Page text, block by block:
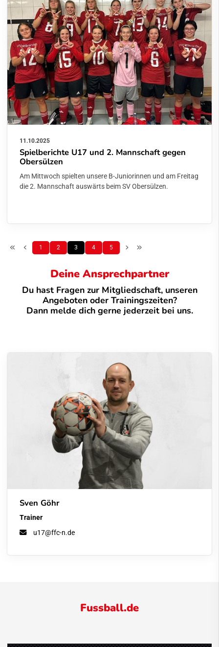
11.10.2025
Spielberichte U17 und 2. Mannschaft gegen
Obersülzen
Am Mittwoch spielten unsere B-Juniorinnen und am Freitag
die 2. Mannschaft auswärts beim SV Obersülzen.
1 2 3 4 5
Deine Ansprechpartner
Du hast Fragen zur Mitgliedschaft, unseren
Angeboten oder Trainingszeiten?
Dann melde dich gerne jederzeit bei uns.
Sven Göhr
Trainer
u17@ffc-n.de
Fussball.de